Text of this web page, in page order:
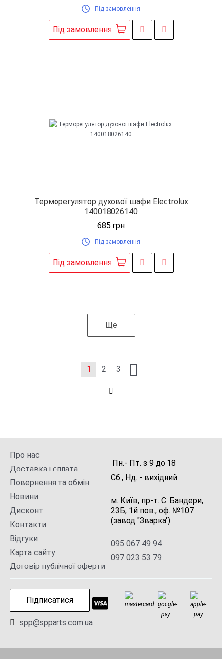
Під замовлення
Під замовлення
Терморегулятор духової шафи Electrolux
140018026140
685 грн
Під замовлення
Під замовлення
Ще
1 2 3
Про нас
Доставка і оплата
Повернення та обмін
Новини
Дисконт
Контакти
Відгуки
Карта сайту
Договір публічної оферти
Пн.- Пт. з 9 до 18
Сб., Нд. - вихідний
м. Київ, пр-т. С. Бандери,
23Б, 1й пов., оф. №107
(завод "Зварка")
095 067 49 94
097 023 53 79
Підписатися
spp@spparts.com.ua